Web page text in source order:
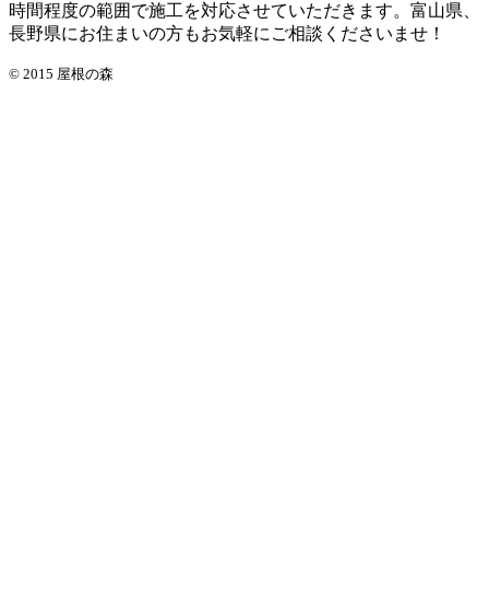
時間程度の範囲で施工を対応させていただきます。富山県、
長野県にお住まいの方もお気軽にご相談くださいませ！
© 2015 屋根の森